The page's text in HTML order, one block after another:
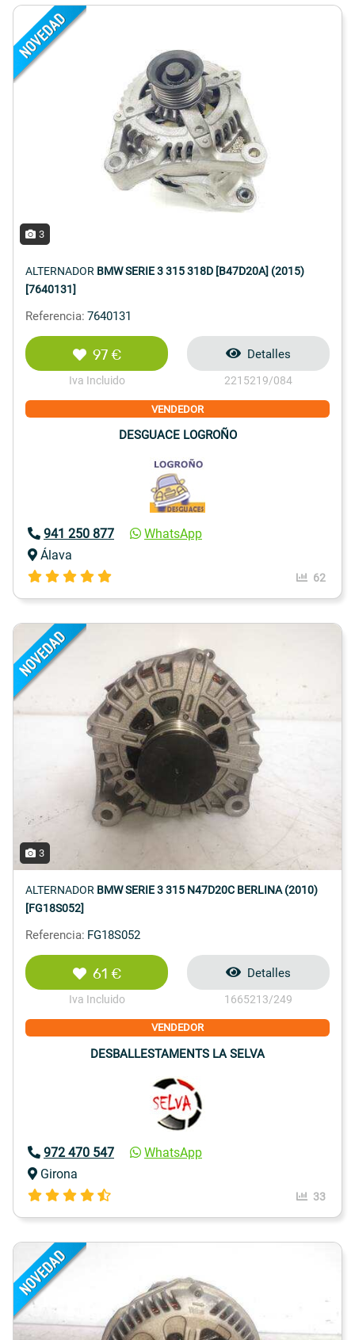
3
ALTERNADOR BMW SERIE 3 315 318D [B47D20A] (2015)
[7640131]
Referencia: 7640131
97 €
Iva Incluido
Detalles
2215219/084
VENDEDOR
DESGUACE LOGROÑO
941 250 877
WhatsApp
Álava
62
3
ALTERNADOR BMW SERIE 3 315 N47D20C BERLINA (2010)
[FG18S052]
Referencia: FG18S052
61 €
Iva Incluido
Detalles
1665213/249
VENDEDOR
DESBALLESTAMENTS LA SELVA
972 470 547
WhatsApp
Girona
33